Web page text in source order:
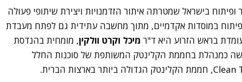
בישראל שמטרתה איתור הזדמנויות ויצירת שיתופי פעולה
במוסדות אקדמיים, מתוך מחשבה עתידית גם לפתח מעבדת
מיכל וקרט וולקין, מומחית בהנדסת
כמנהלת בחממת הקלינטק המשותפת של סוכנות החלל